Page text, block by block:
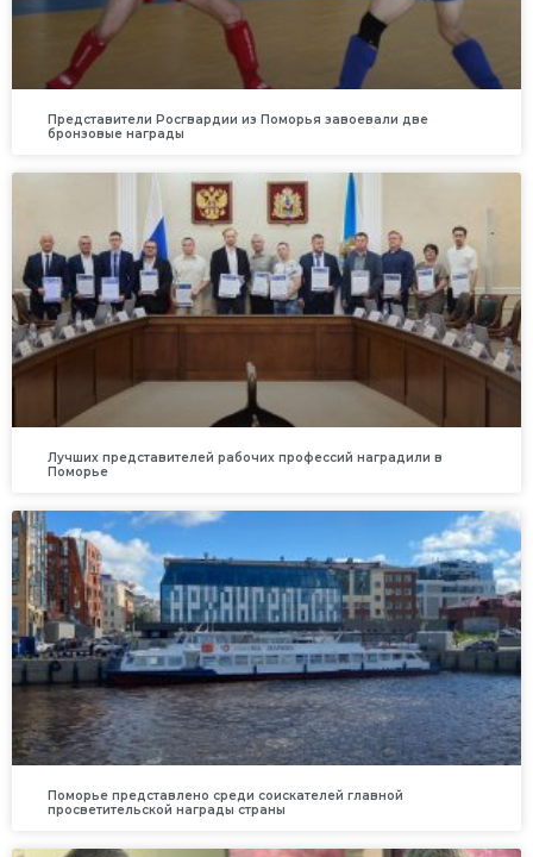
Представители Росгвардии из Поморья завоевали две
бронзовые награды
Лучших представителей рабочих профессий наградили в
Поморье
Поморье представлено среди соискателей главной
просветительской награды страны